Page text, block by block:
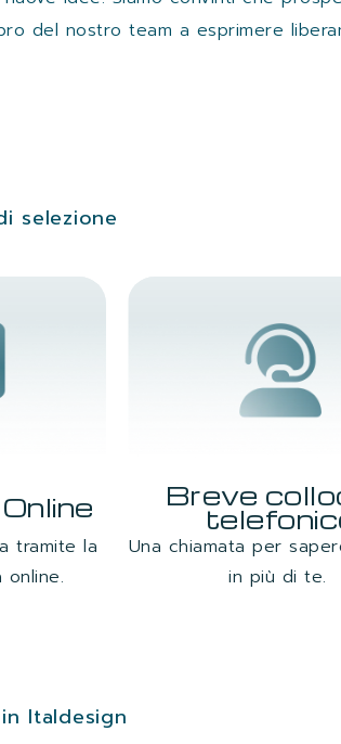
del nostro team a esprimere
selezione
tramite la
Breve
Una chiamata per
in più di te.
Italdesign